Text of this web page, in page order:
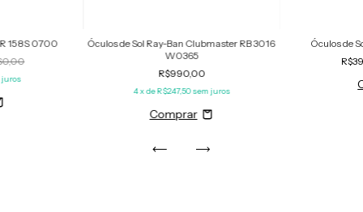
158S 0700
juros
Óculos de Sol Ray-Ban Clubmaster RB 3016
W0365
R$990,00
4x deR$247,50 sem juros
Óculos de